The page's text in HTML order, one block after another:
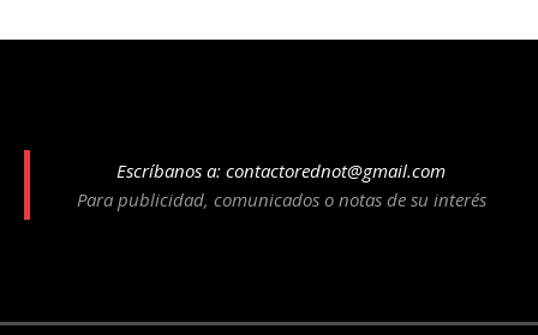
Escríbanos a: contactorednot@gmail.com
Para publicidad, comunicados o notas de su interés